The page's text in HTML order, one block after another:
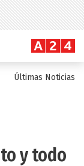
Últimas Noticias
y todo